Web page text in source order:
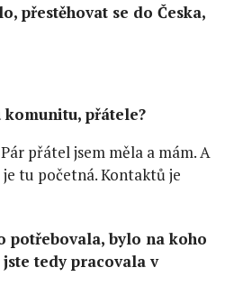
přestěhovat se do Česka,
přátele?
přátel jsem měla a mám. A
tu početná. Kontaktů je
potřebovala, bylo na koho
tedy pracovala v